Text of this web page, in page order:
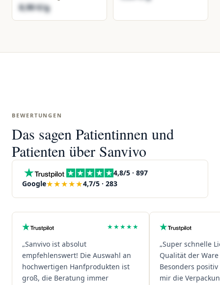
8,90 €/g
BEWERTUNGEN
Das sagen Patientinnen und
Patienten über Sanvivo
4,8/5 · 897
Google★★★★★4,7/5 · 283
★★★★★
„Sanvivo ist absolut
empfehlenswert! Die Auswahl an
hochwertigen Hanfprodukten ist
groß, die Beratung immer
„Super schnelle
Qualität der
Besonders
mir die